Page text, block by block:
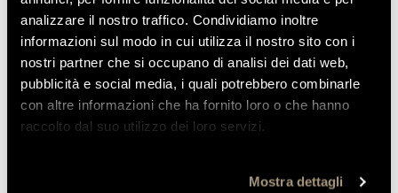
analizzare il nostro traffico. Condividiamo inoltre
informazioni sul modo in cui utilizza il nostro sito con i
nostri partner che si occupano di analisi dei dati web,
pubblicità e social media, i quali potrebbero combinarle
con altre informazioni che ha fornito loro o che hanno
raccolto dal suo utilizzo dei loro servizi.
Mostra dettagli
Acconsento al trattamento dei miei dati personali
secondo laPolitica sulla Privacy. I dati sono raccolti e gestiti al
sul trattamento dei dati - GDPR (General Data Protection